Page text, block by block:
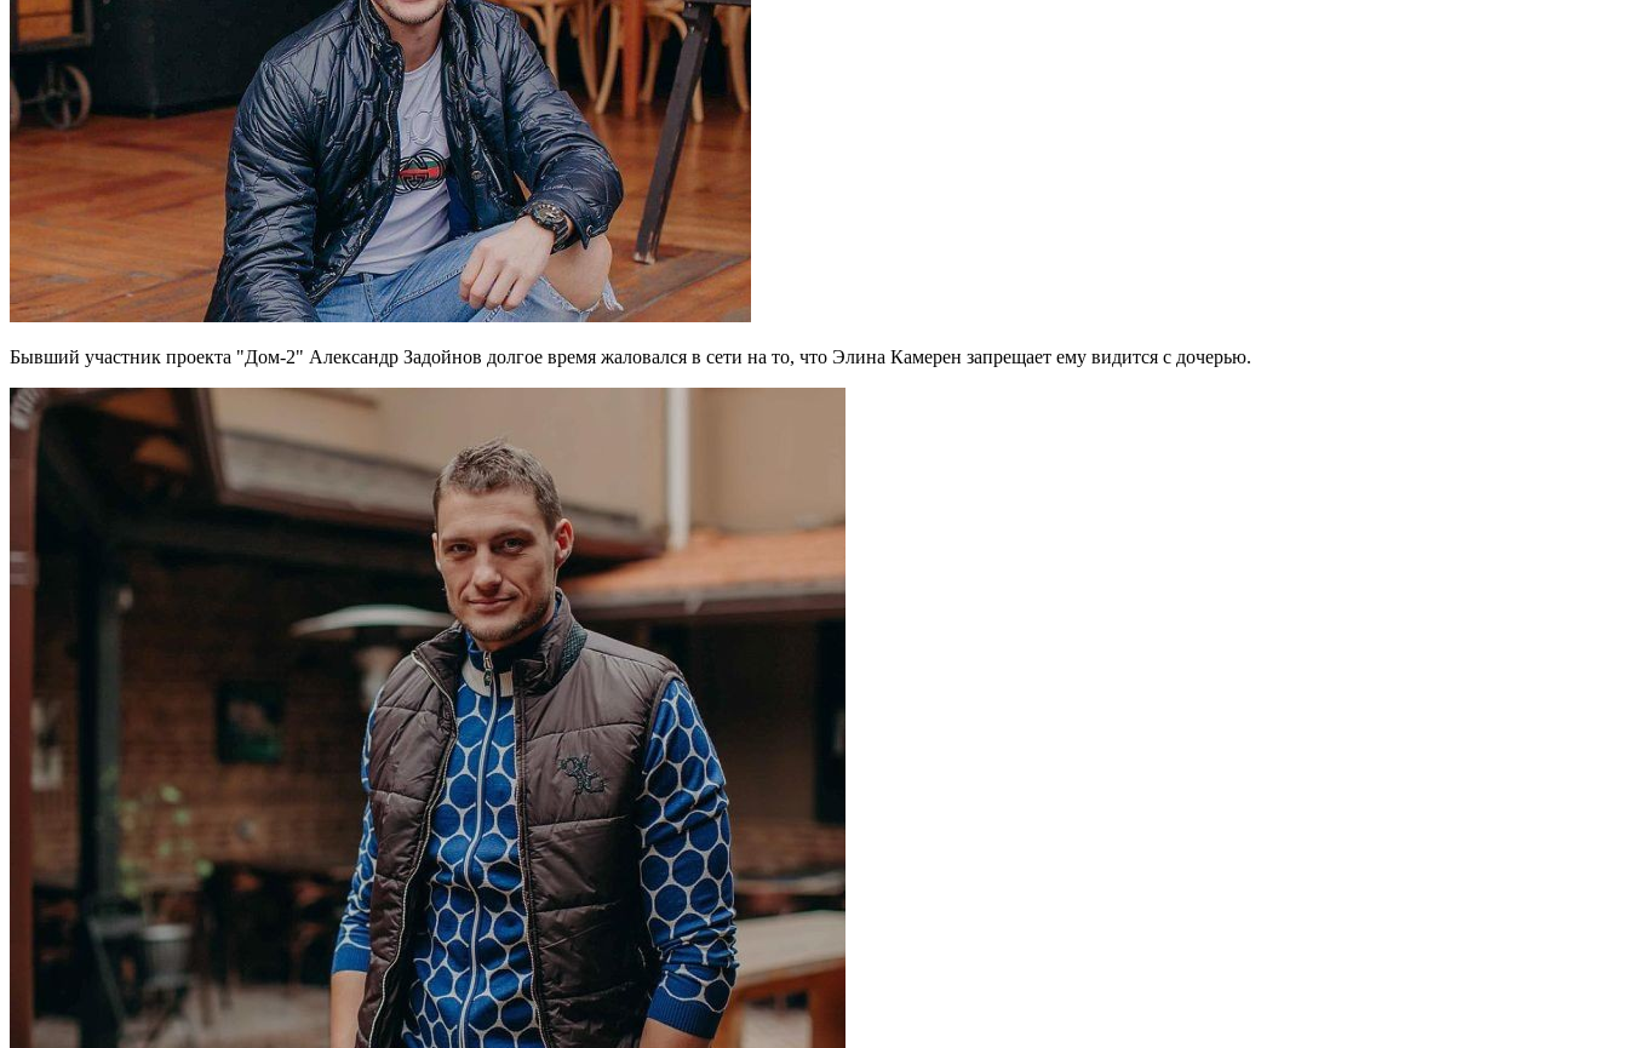
Бывший участник проекта "Дом-2" Александр Задойнов долгое время жаловался в сети на то, что Элина Камерен запрещает ему видится с дочерью.